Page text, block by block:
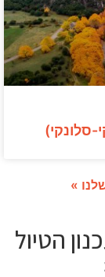
»
הטיול